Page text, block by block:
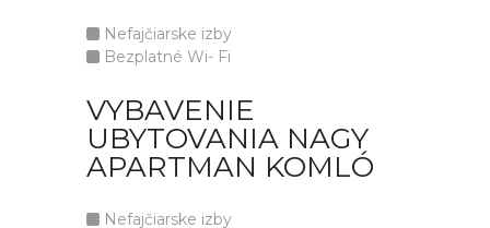
Nefajčiarske izby
Bezplatné Wi- Fi
VYBAVENIE
UBYTOVANIA NAGY
APARTMAN KOMLÓ
Nefajčiarske izby